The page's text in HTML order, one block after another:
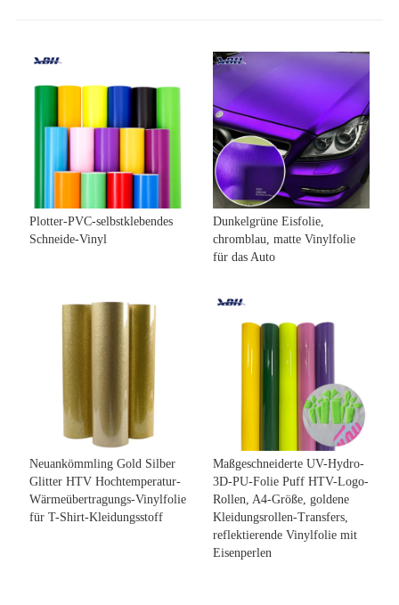
Plotter-PVC-selbstklebendes
Schneide-Vinyl
Dunkelgrüne Eisfolie,
chromblau, matte Vinylfolie
für das Auto
Neuankömmling Gold Silber
Glitter HTV Hochtemperatur-
Wärmeübertragungs-Vinylfolie
für T-Shirt-Kleidungsstoff
Maßgeschneiderte UV-Hydro-
3D-PU-Folie Puff HTV-Logo-
Rollen, A4-Größe, goldene
Kleidungsrollen-Transfers,
reflektierende Vinylfolie mit
Eisenperlen